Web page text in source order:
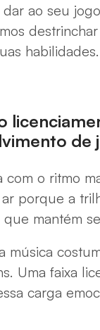
ao seu
habilidades.
de
com o ritmo
porque a
que mantém
música
Uma faixa
carga